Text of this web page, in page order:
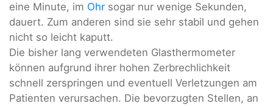
eine Minute, im Ohr sogar nur wenige Sekunden,
dauert. Zum anderen sind sie sehr stabil und gehen
nicht so leicht kaputt.
Die bisher lang verwendeten Glasthermometer
können aufgrund ihrer hohen Zerbrechlichkeit
schnell zerspringen und eventuell Verletzungen am
Patienten verursachen. Die bevorzugten Stellen, an